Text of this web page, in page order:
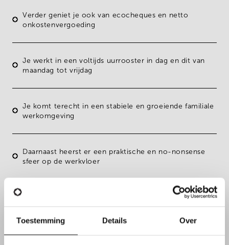
Toestemming Details Over
Verder geniet je ook van ecocheques en netto
onkostenvergoeding
Je werkt in een voltijds uurrooster in dag en dit van
maandag tot vrijdag
Je komt terecht in eenstabiele en groeiende familiale
werkomgeving
Daarnaast heerst er een praktische en no-nonsense
sfeer op de werkvloer
verantwoordelijkheid op te